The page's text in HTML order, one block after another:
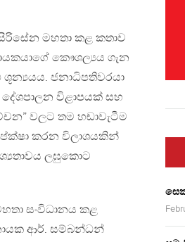
මහතා කළ කතාව
කෞශල්‍යය ගැන
ජනාධිපතිවරයා
විළාපයක් සහ
වලට තම හඬාවැටීම
කරන විලාශයකින්
ලඝුකොට
සංවිධානය කළ
ආර්. සම්බන්ධන්